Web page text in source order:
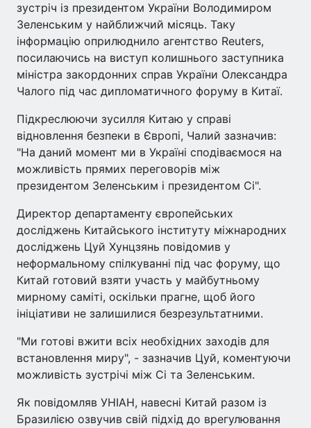
зустріч із президентом України Володимиром
Зеленським у найближчий місяць. Таку
інформацію оприлюднило агентство Reuters,
посилаючись на виступ колишнього заступника
міністра закордонних справ України Олександра
Чалого під час дипломатичного форуму в Китаї.
Підкреслюючи зусилля Китаю у справі
відновлення безпеки в Європі, Чалий зазначив:
"На даний момент ми в Україні сподіваємося на
можливість прямих переговорів між
президентом Зеленським і президентом Сі".
Директор департаменту європейських
досліджень Китайського інституту міжнародних
досліджень Цуй Хунцзянь повідомив у
неформальному спілкуванні під час форуму, що
Китай готовий взяти участь у майбутньому
мирному саміті, оскільки прагне, щоб його
ініціативи не залишилися безрезультатними.
"Ми готові вжити всіх необхідних заходів для
встановлення миру", - зазначив Цуй, коментуючи
можливість зустрічі між Сі та Зеленським.
Як повідомляв УНІАН, навесні Китай разом із
Бразилією озвучив свій підхід до врегулювання